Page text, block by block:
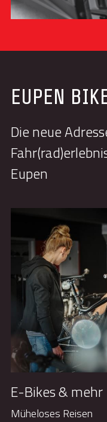
EUPEN
Die neue
Eupen
E-Bikes & mehr
Müheloses Reisen